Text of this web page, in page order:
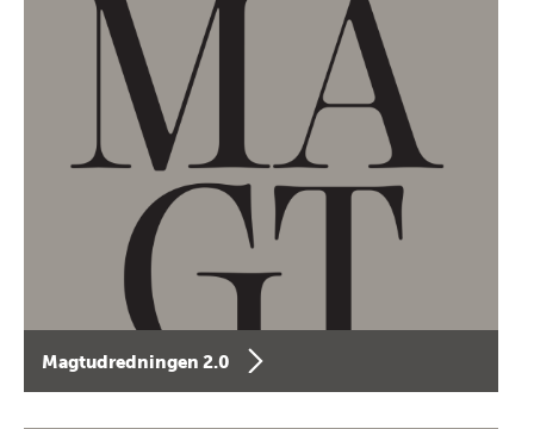
Magtudredningen 2.0